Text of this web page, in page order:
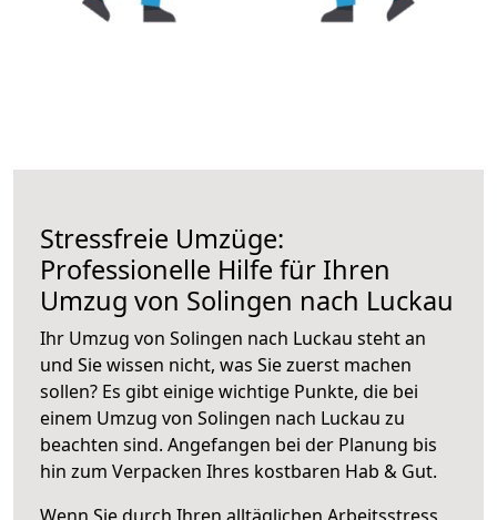
Stressfreie Umzüge:
Professionelle Hilfe für Ihren
Umzug von Solingen nach Luckau
Ihr Umzug von Solingen nach Luckau steht an
und Sie wissen nicht, was Sie zuerst machen
sollen? Es gibt einige wichtige Punkte, die bei
einem Umzug von Solingen nach Luckau zu
beachten sind. Angefangen bei der Planung bis
hin zum Verpacken Ihres kostbaren Hab & Gut.